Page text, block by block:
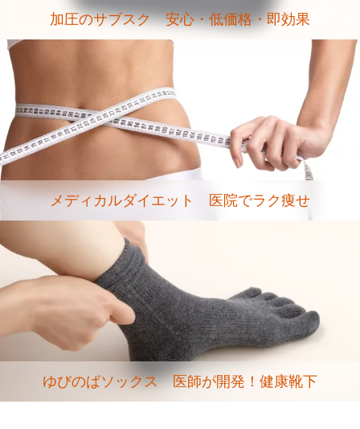
加圧のサブスク 安心・低価格・即効果
メディカルダイエット 医院でラク痩せ
ゆびのばソックス 医師が開発！健康靴下